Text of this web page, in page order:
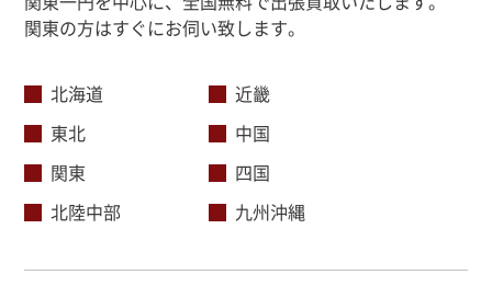
関東の方はすぐにお伺い致します。
北海道
東北
関東
北陸中部
近畿
中国
四国
九州沖縄